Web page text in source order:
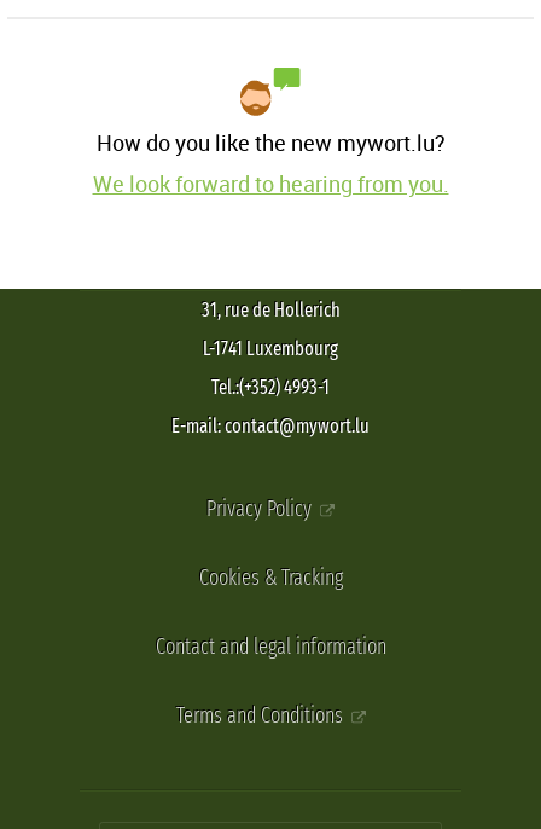
How do you like the new mywort.lu?
We look forward to hearing from you.
31, rue de Hollerich
L-1741 Luxembourg
Tel.:(+352) 4993-1
E-mail: contact@mywort.lu
Privacy Policy
Cookies & Tracking
Contact and legal information
Terms and Conditions